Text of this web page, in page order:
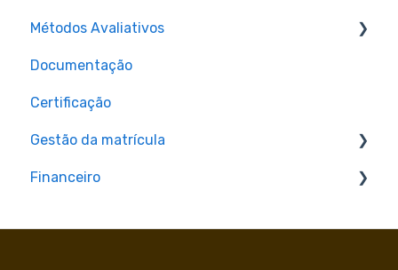
Materiais e Recursos
Cronograma de aulas ao vivo (Hub Painel)
Métodos Avaliativos
Assignments e Provas
Documentação
Certificação
Gestão da matrícula
Troca de curso
Financeiro